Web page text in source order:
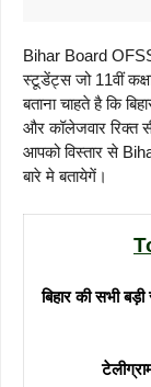
Bihar Board
स्टूडेंट्स जो 11वीं
बताना चाहते है कि
और कॉलेजवार रिक्त
आपको विस्तार से
बारे मे बतायेगें।
बिहार की सभी